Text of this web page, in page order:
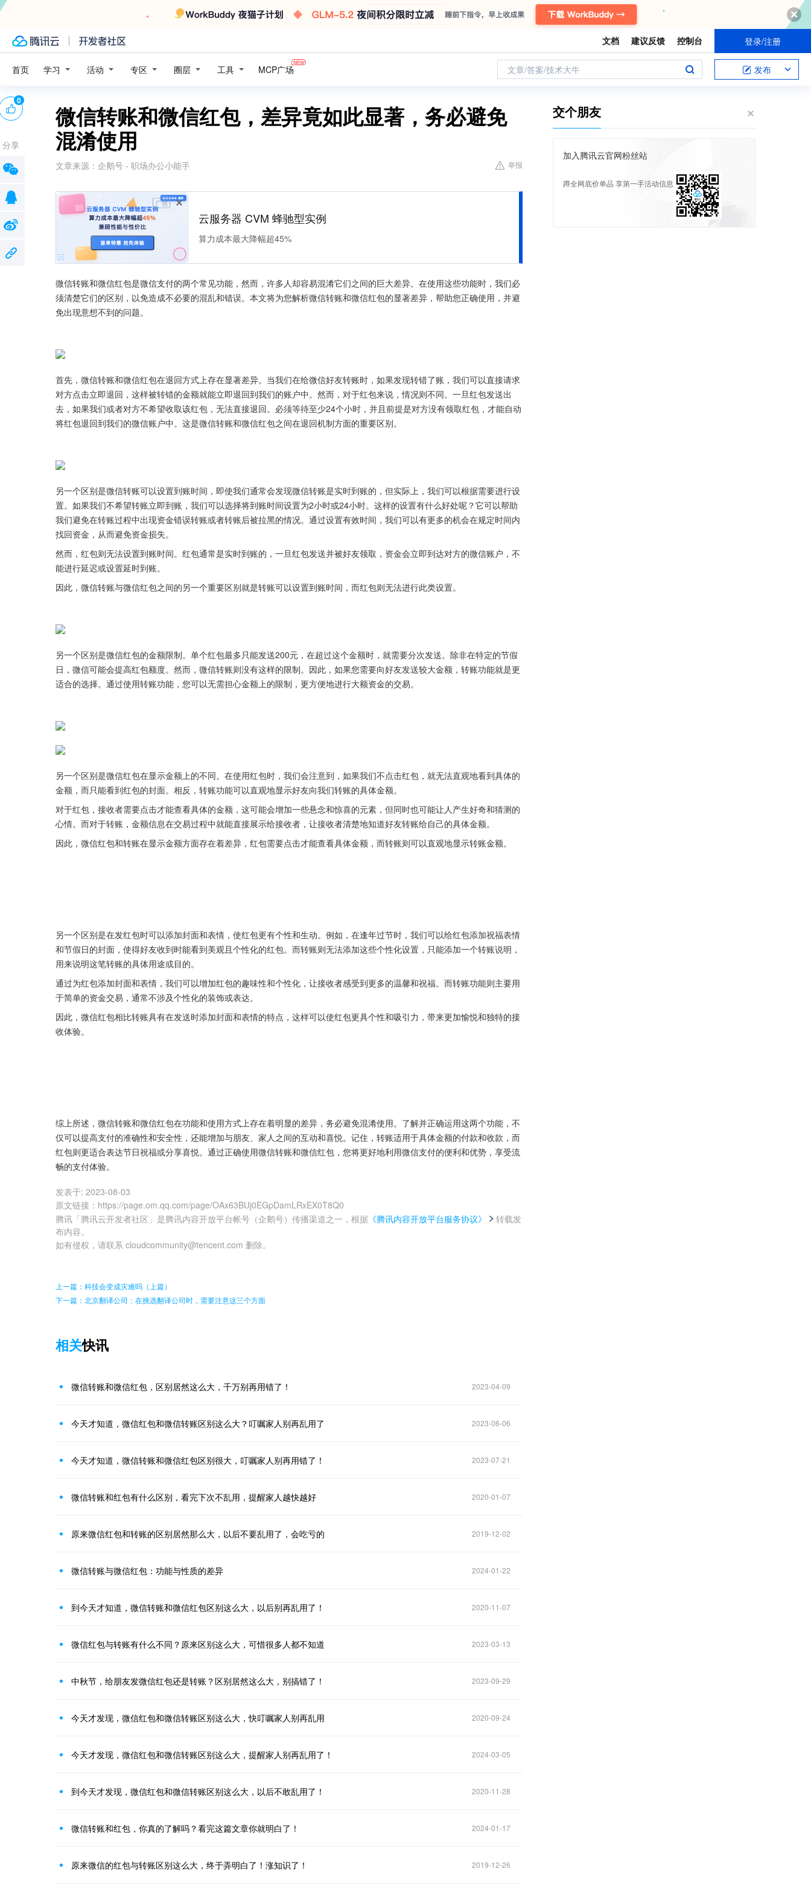
文档 建议反馈 控制台 登录/注册
首页 学习 活动 专区 圈层 工具 MCP广场 文章/答案/技术大牛 发布
微信转账和微信红包，差异竟如此显著，务必避免
混淆使用
文章来源： 企鹅号 - 职场办公小能手 举报
广告
云服务器 CVM 蜂驰型实例
算力成本最大降幅超45%
微信转账和微信红包是微信支付的两个常见功能，然而，许多人却容易混淆它们之间的巨大差异。在使用这些功能时，我们必
须清楚它们的区别，以免造成不必要的混乱和错误。本文将为您解析微信转账和微信红包的显著差异，帮助您正确使用，并避
免出现意想不到的问题。
首先，微信转账和微信红包在退回方式上存在显著差异。当我们在给微信好友转账时，如果发现转错了账，我们可以直接请求
对方点击立即退回，这样被转错的金额就能立即退回到我们的账户中。然而，对于红包来说，情况则不同。一旦红包发送出
去，如果我们或者对方不希望收取该红包，无法直接退回。必须等待至少24个小时，并且前提是对方没有领取红包，才能自动
将红包退回到我们的微信账户中。这是微信转账和微信红包之间在退回机制方面的重要区别。
另一个区别是微信转账可以设置到账时间，即使我们通常会发现微信转账是实时到账的，但实际上，我们可以根据需要进行设
置。如果我们不希望转账立即到账，我们可以选择将到账时间设置为2小时或24小时。这样的设置有什么好处呢？它可以帮助
我们避免在转账过程中出现资金错误转账或者转账后被拉黑的情况。通过设置有效时间，我们可以有更多的机会在规定时间内
找回资金，从而避免资金损失。
然而，红包则无法设置到账时间。红包通常是实时到账的，一旦红包发送并被好友领取，资金会立即到达对方的微信账户，不
能进行延迟或设置延时到账。
因此，微信转账与微信红包之间的另一个重要区别就是转账可以设置到账时间，而红包则无法进行此类设置。
另一个区别是微信红包的金额限制。单个红包最多只能发送200元，在超过这个金额时，就需要分次发送。除非在特定的节假
日，微信可能会提高红包额度。然而，微信转账则没有这样的限制。因此，如果您需要向好友发送较大金额，转账功能就是更
适合的选择。通过使用转账功能，您可以无需担心金额上的限制，更方便地进行大额资金的交易。
另一个区别是微信红包在显示金额上的不同。在使用红包时，我们会注意到，如果我们不点击红包，就无法直观地看到具体的
金额，而只能看到红包的封面。相反，转账功能可以直观地显示好友向我们转账的具体金额。
对于红包，接收者需要点击才能查看具体的金额，这可能会增加一些悬念和惊喜的元素，但同时也可能让人产生好奇和猜测的
心情。而对于转账，金额信息在交易过程中就能直接展示给接收者，让接收者清楚地知道好友转账给自己的具体金额。
因此，微信红包和转账在显示金额方面存在着差异，红包需要点击才能查看具体金额，而转账则可以直观地显示转账金额。
另一个区别是在发红包时可以添加封面和表情，使红包更有个性和生动。例如，在逢年过节时，我们可以给红包添加祝福表情
和节假日的封面，使得好友收到时能看到美观且个性化的红包。而转账则无法添加这些个性化设置，只能添加一个转账说明，
用来说明这笔转账的具体用途或目的。
通过为红包添加封面和表情，我们可以增加红包的趣味性和个性化，让接收者感受到更多的温馨和祝福。而转账功能则主要用
于简单的资金交易，通常不涉及个性化的装饰或表达。
因此，微信红包相比转账具有在发送时添加封面和表情的特点，这样可以使红包更具个性和吸引力，带来更加愉悦和独特的接
收体验。
综上所述，微信转账和微信红包在功能和使用方式上存在着明显的差异，务必避免混淆使用。了解并正确运用这两个功能，不
仅可以提高支付的准确性和安全性，还能增加与朋友、家人之间的互动和喜悦。记住，转账适用于具体金额的付款和收款，而
红包则更适合表达节日祝福或分享喜悦。通过正确使用微信转账和微信红包，您将更好地利用微信支付的便利和优势，享受流
畅的支付体验。
发表于: 2023-08-03
原文链接 ： https://page.om.qq.com/page/OAx63BUj0EGpDamLRxEX0T8Q0
腾讯「腾讯云开发者社区」是腾讯内容开放平台帐号（企鹅号）传播渠道之一，根据 《腾讯内容开放平台服务协议》
转载发
布内容。
如有侵权，请联系 cloudcommunity@tencent.com 删除。
0
分享
上一篇：科技会变成灾难吗（上篇）
下一篇：北京翻译公司：在挑选翻译公司时，需要注意这三个方面
相关快讯
微信转账和微信红包，区别居然这么大，千万别再用错了！ 2023-04-09
今天才知道，微信红包和微信转账区别这么大？叮嘱家人别再乱用了 2023-06-06
今天才知道，微信转账和微信红包区别很大，叮嘱家人别再用错了！ 2023-07-21
微信转账和红包有什么区别，看完下次不乱用，提醒家人越快越好 2020-01-07
原来微信红包和转账的区别居然那么大，以后不要乱用了，会吃亏的 2019-12-02
微信转账与微信红包：功能与性质的差异 2024-01-22
到今天才知道，微信转账和微信红包区别这么大，以后别再乱用了！ 2020-11-07
微信红包与转账有什么不同？原来区别这么大，可惜很多人都不知道 2023-03-13
中秋节，给朋友发微信红包还是转账？区别居然这么大，别搞错了！ 2023-09-29
今天才发现，微信红包和微信转账区别这么大，快叮嘱家人别再乱用 2020-09-24
今天才发现，微信红包和微信转账区别这么大，提醒家人别再乱用了！ 2024-03-05
到今天才发现，微信红包和微信转账区别这么大，以后不敢乱用了！ 2020-11-28
微信转账和红包，你真的了解吗？看完这篇文章你就明白了！ 2024-01-17
原来微信的红包与转账区别这么大，终于弄明白了！涨知识了！ 2019-12-26
交个朋友
加入腾讯云官网粉丝站
蹲全网底价单品 享第一手活动信息